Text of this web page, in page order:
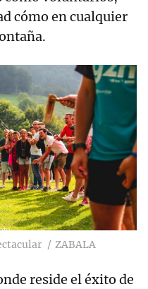
cómo en cualquier
ZABALA
reside el éxito de